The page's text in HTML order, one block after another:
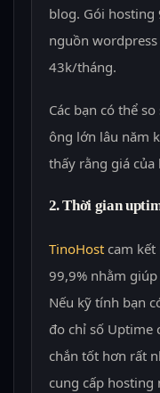
blog. Gói
nguồn
43k/tháng.
Các bạn có thể
ông lớn lâu năm
thấy rằng giá
2. Thời gian
TinoHostcam kết
99,9% nhằm
Nếu kỹ tính bạn
đo chỉ số Uptime
chắn tốt hơn rất
cung cấp hosting